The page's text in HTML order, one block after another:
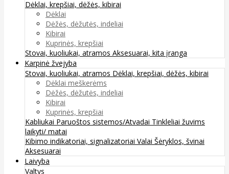
Dėklai, krepšiai, dėžės, kibirai
Dėklai
Dėžės, dėžutės, indeliai
Kibirai
Kuprinės, krepšiai
Stovai, kuoliukai, atramos Aksesuarai, kita įranga
Karpinė žvejyba
Stovai, kuoliukai, atramos Dėklai, krepšiai, dėžės, kibirai
Dėklai meškerėms
Dėžės, dėžutės, indeliai
Kibirai
Kuprinės, krepšiai
Kabliukai Paruoštos sistemos/Atvadai Tinkleliai žuvims
laikyti/ matai
Kibimo indikatoriai, signalizatoriai Valai Šėryklos, švinai
Aksesuarai
Laivyba
Valtys